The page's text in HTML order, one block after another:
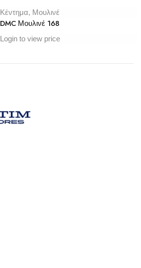
Κέντημα, Μουλινέ
DMC Μουλινέ 168
Login to view price